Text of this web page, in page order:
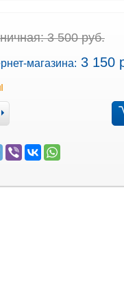
3 500 руб.
магазина: 3 150